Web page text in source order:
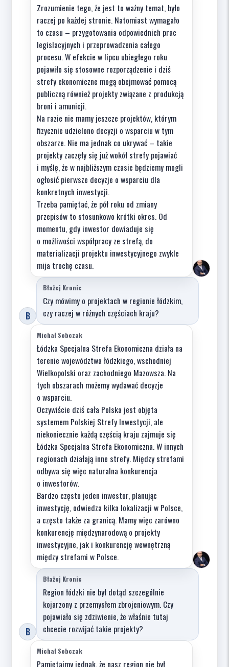
Zrozumienie tego, że jest to ważny temat, było
raczej po każdej stronie. Natomiast wymagało
to czasu – przygotowania odpowiednich prac
legislacyjnych i przeprowadzenia całego
procesu. W efekcie w lipcu ubiegłego roku
pojawiło się stosowne rozporządzenie i dziś
strefy ekonomiczne mogą obejmować pomocą
publiczną również projekty związane z produkcją
broni i amunicji.
Na razie nie mamy jeszcze projektów, którym
fizycznie udzielono decyzji o wsparciu w tym
obszarze. Nie ma jednak co ukrywać – takie
projekty zaczęły się już wokół strefy pojawiać
i myślę, że w najbliższym czasie będziemy mogli
ogłosić pierwsze decyzje o wsparciu dla
konkretnych inwestycji.
Trzeba pamiętać, że pół roku od zmiany
przepisów to stosunkowo krótki okres. Od
momentu, gdy inwestor dowiaduje się
o możliwości współpracy ze strefą, do
materializacji projektu inwestycyjnego zwykle
mija trochę czasu.
B
Błażej Kronic
Czy mówimy o projektach w regionie łódzkim,
czy raczej w różnych częściach kraju?
Michał Sobczak
Łódzka Specjalna Strefa Ekonomiczna działa na
terenie województwa łódzkiego, wschodniej
Wielkopolski oraz zachodniego Mazowsza. Na
tych obszarach możemy wydawać decyzje
o wsparciu.
Oczywiście dziś cała Polska jest objęta
systemem Polskiej Strefy Inwestycji, ale
niekoniecznie każdą częścią kraju zajmuje się
Łódzka Specjalna Strefa Ekonomiczna. W innych
regionach działają inne strefy. Między strefami
odbywa się więc naturalna konkurencja
o inwestorów.
Bardzo często jeden inwestor, planując
inwestycję, odwiedza kilka lokalizacji w Polsce,
a często także za granicą. Mamy więc zarówno
konkurencję międzynarodową o projekty
inwestycyjne, jak i konkurencję wewnętrzną
między strefami w Polsce.
B
Błażej Kronic
Region łódzki nie był dotąd szczególnie
kojarzony z przemysłem zbrojeniowym. Czy
pojawiało się zdziwienie, że właśnie tutaj
chcecie rozwijać takie projekty?
Michał Sobczak
Pamiętajmy jednak, że nasz region nie był